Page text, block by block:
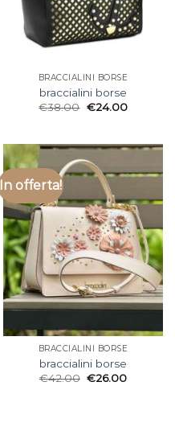
BRACCIALINI BORSE
braccialini borse
€38.00 €24.00
In offerta!
BRACCIALINI BORSE
braccialini borse
€42.00 €26.00